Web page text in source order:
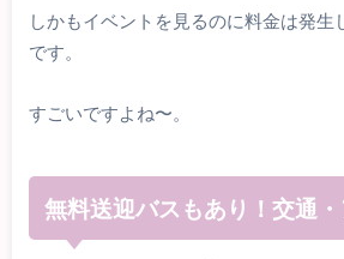
しかもイベントを見るのに料金は発生
です。
すごいですよね〜。
無料送迎バスもあり！交通